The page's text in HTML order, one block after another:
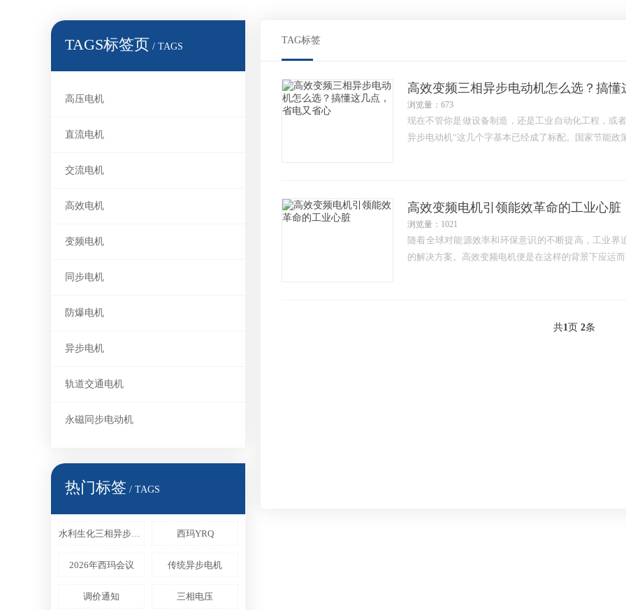
TAGS标签页 / TAGS
高压电机
直流电机
交流电机
高效电机
变频电机
同步电机
防爆电机
异步电机
轨道交通电机
永磁同步电动机
热门标签 / TAGS
水利生化三相异步电机 西玛YRQ
2026年西玛会议 传统异步电机
调价通知 三相电压
TAG标签
高效变频三相异步电动机怎么选？搞
浏览量：673
现在不管你是做设备制造，还是工业自动化工程，或
异步电动机”这几个字基本已经成了标配。国家节能政
高效变频电机引领能效革命的工业心脏
浏览量：1021
随着全球对能源效率和环保意识的不断提高，工业
的解决方案。高效变频电机便是在这样的背景下应运
共1页 2条